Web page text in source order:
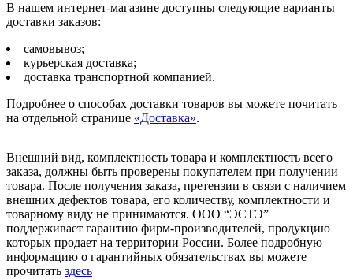
В нашем интернет-магазине доступны следующие варианты
доставки заказов:
самовывоз;
курьерская доставка;
доставка транспортной компанией.
Подробнее о способах доставки товаров вы можете почитать
на отдельной странице «Доставка».
Внешний вид, комплектность товара и комплектность всего
заказа, должны быть проверены покупателем при получении
товара. После получения заказа, претензии в связи с наличием
внешних дефектов товара, его количеству, комплектности и
товарному виду не принимаются. ООО “ЭСТЭ”
поддерживает гарантию фирм-производителей, продукцию
которых продает на территории России. Более подробную
информацию о гарантийных обязательствах вы можете
прочитать здесь